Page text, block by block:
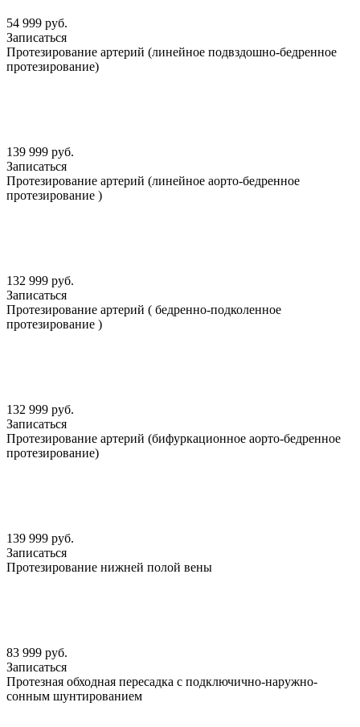
54 999 руб.
Записаться
Протезирование артерий (линейное подвздошно-бедренное
протезирование)
139 999 руб.
Записаться
Протезирование артерий (линейное аорто-бедренное
протезирование )
132 999 руб.
Записаться
Протезирование артерий ( бедренно-подколенное
протезирование )
132 999 руб.
Записаться
Протезирование артерий (бифуркационное аорто-бедренное
протезирование)
139 999 руб.
Записаться
Протезирование нижней полой вены
83 999 руб.
Записаться
Протезная обходная пересадка с подключично-наружно-
сонным шунтированием